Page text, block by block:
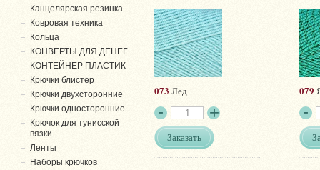
073 Лед
Заказать
079
Канцелярская резинка
Ковровая техника
Кольца
КОНВЕРТЫ ДЛЯ ДЕНЕГ
КОНТЕЙНЕР ПЛАСТИК
Крючки блистер
Крючки двухсторонние
Крючки односторонние
Крючок для тунисской
вязки
Ленты
Наборы крючков